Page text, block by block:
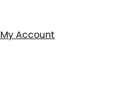
My Account